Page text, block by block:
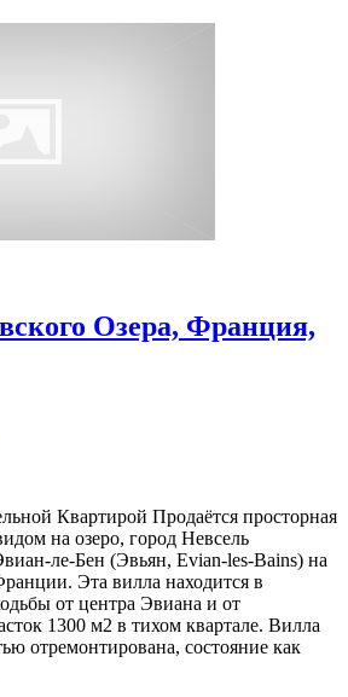
Озера, Франция,
Квартирой Продаётся просторная
на озеро, город Невсель
ле-Бен (Эвьян, Evian-les-Bains) на
Эта вилла находится в
от центра Эвиана и от
1300 м2 в тихом квартале. Вилла
отремонтирована, состояние как